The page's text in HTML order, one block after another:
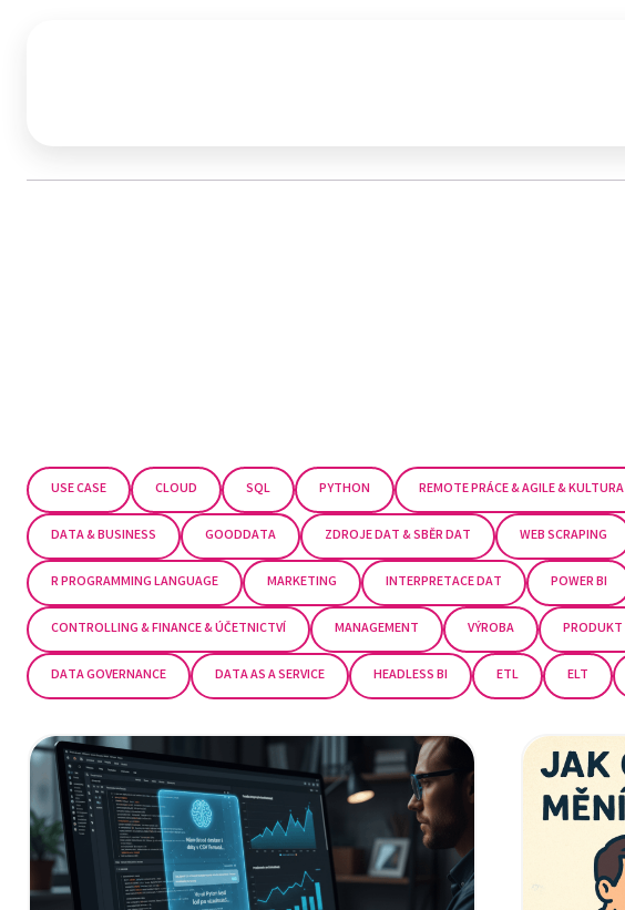
USE CASE CLOUD SQL PYTHON REMOTE PRÁCE & AGILE & KULTURA
DATA & BUSINESS GOODDATA ZDROJE DAT & SBĚR DAT WEB SCRAPING
R PROGRAMMING LANGUAGE MARKETING INTERPRETACE DAT POWER BI
CONTROLLING & FINANCE & ÚČETNICTVÍ MANAGEMENT VÝROBA PRODUKT
DATA GOVERNANCE DATA AS A SERVICE HEADLESS BI ETL ELT